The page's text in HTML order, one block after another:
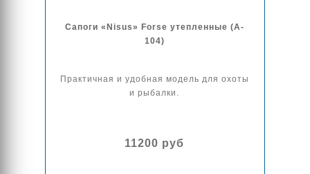
Сапоги «Nisus» Forse утепленные (A-
104)
Практичная и удобная модель для охоты
и рыбалки.
11200 руб